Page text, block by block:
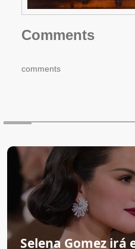
Comments
comments
Selena Gomez